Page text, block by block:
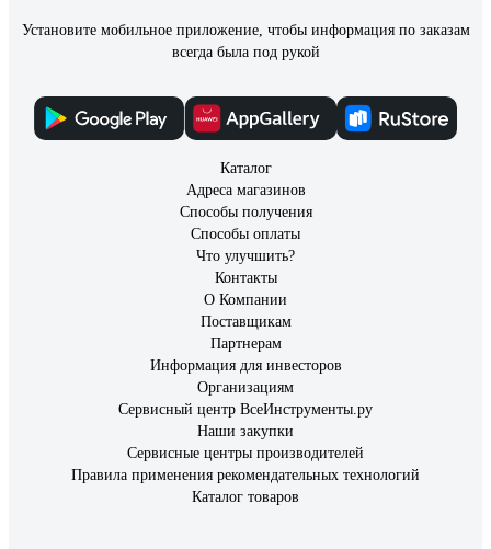
Установите мобильное приложение, чтобы информация по заказам
всегда была под рукой
Каталог
Адреса магазинов
Способы получения
Способы оплаты
Что улучшить?
Контакты
О Компании
Поставщикам
Партнерам
Информация для инвесторов
Организациям
Сервисный центр ВсеИнструменты.ру
Наши закупки
Сервисные центры производителей
Правила применения рекомендательных технологий
Каталог товаров